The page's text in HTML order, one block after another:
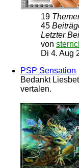
19
45
Letzter
von
Di 4. Aug
PSP Sensation
Bedankt
vertalen.